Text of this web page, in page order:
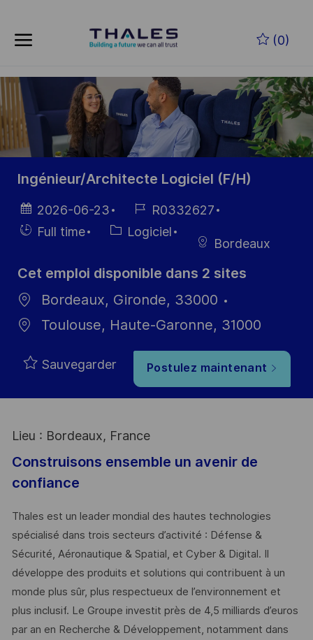
(0)
-
Ingénieur/Architecte Logiciel (F/H)
Date
d’affichage
2026-06-23
Référence
du poste
R0332627
HiringFull time Catégorie
Logiciel
Bordeaux
Cet emploi disponible dans 2 sites
Bordeaux, Gironde, 33000
Toulouse, Haute-Garonne, 31000
Sauvegarder Postulez maintenant
Lieu : Bordeaux, France
Construisons ensemble un avenir de
confiance
Thales est un leader mondial des hautes technologies
spécialisé dans trois secteurs d’activité : Défense &
Sécurité, Aéronautique & Spatial, et Cyber & Digital. Il
développe des produits et solutions qui contribuent à un
monde plus sûr, plus respectueux de l’environnement et
plus inclusif. Le Groupe investit près de 4,5 milliards d’euros
par an en Recherche & Développement, notamment dans